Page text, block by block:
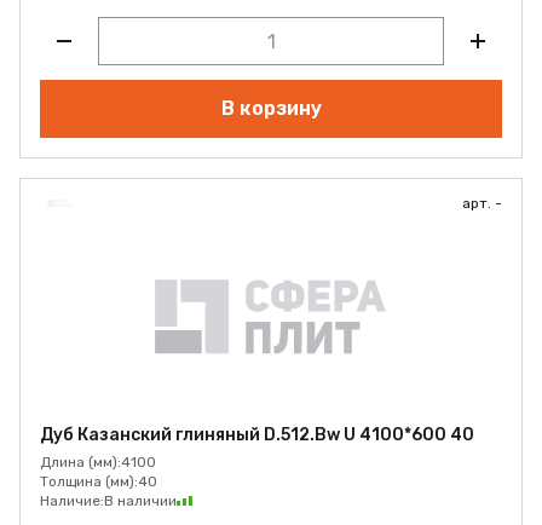
В корзину
арт. -
Дуб Казанский глиняный D.512.Bw U 4100*600 40
Длина (мм):4100
Толщина (мм):40
Наличие:В наличии